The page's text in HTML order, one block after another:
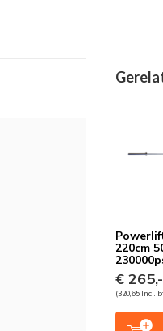
220cm
€ 265,-
(320,65 Incl.